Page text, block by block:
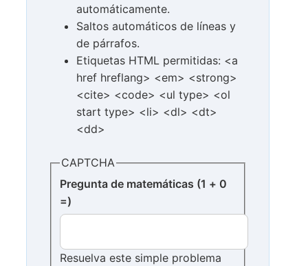
automáticamente.
Saltos automáticos de líneas y
de párrafos.
Etiquetas HTML permitidas: <a
href hreflang> <em> <strong>
<cite> <code> <ul type> <ol
start type> <li> <dl> <dt>
<dd>
CAPTCHA
Pregunta de matemáticas (1 + 0
=)
Resuelva este simple problema